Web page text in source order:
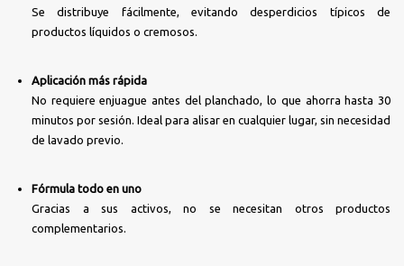
Se distribuye fácilmente, evitando desperdicios típicos de
productos líquidos o cremosos.
Aplicación más rápida
No requiere enjuague antes del planchado, lo que ahorra hasta 30
minutos por sesión. Ideal para alisar en cualquier lugar, sin necesidad
de lavado previo.
Fórmula todo en uno
Gracias a sus activos, no se necesitan otros productos
complementarios.